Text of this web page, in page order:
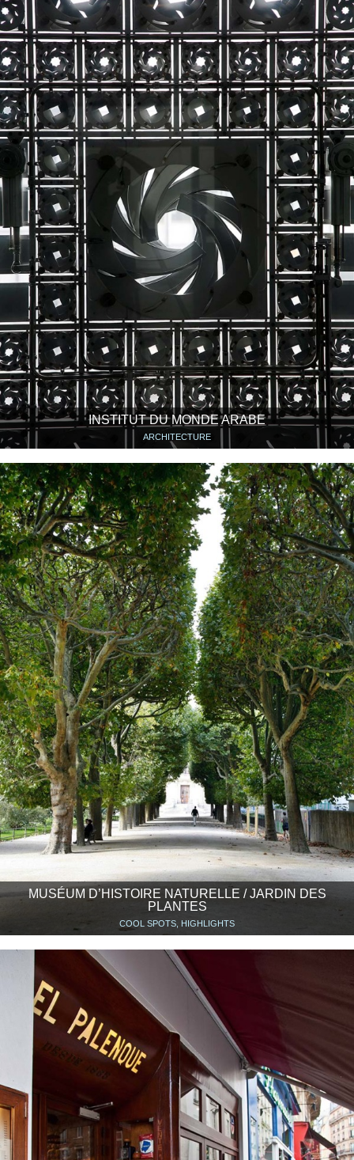
INSTITUT DU MONDE ARABE
ARCHITECTURE
MUSÉUM D’HISTOIRE NATURELLE / JARDIN DES
PLANTES
COOL SPOTS, HIGHLIGHTS